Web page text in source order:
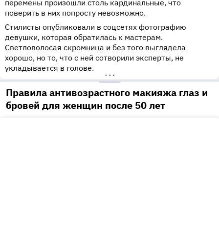
перемены произошли столь кардинальные, что
поверить в них попросту невозможно.
Стилисты опубликовали в соцсетях фотографию
девушки, которая обратилась к мастерам.
Светловолосая скромница и без того выглядела
хорошо, но то, что с ней сотворили эксперты, не
укладывается в голове.
•••
Правила антивозрастного макияжа глаз и
бровей для женщин после 50 лет